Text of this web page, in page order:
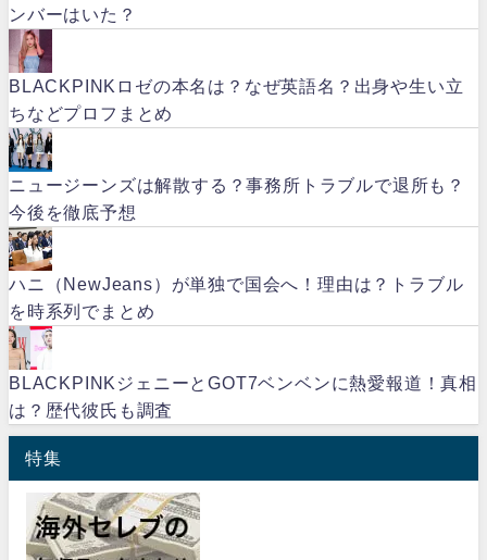
ンバーはいた？
BLACKPINKロゼの本名は？なぜ英語名？出身や生い立
ちなどプロフまとめ
ニュージーンズは解散する？事務所トラブルで退所も？
今後を徹底予想
ハニ（NewJeans）が単独で国会へ！理由は？トラブル
を時系列でまとめ
BLACKPINKジェニーとGOT7ベンベンに熱愛報道！真相
は？歴代彼氏も調査
特集